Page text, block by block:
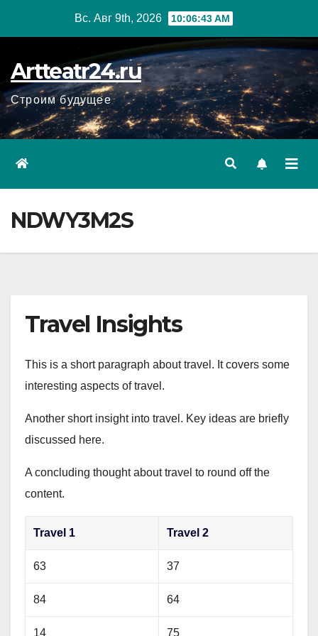
Вс. Авг 9th, 2026 10:06:44 AM
Artteatr24.ru
Строим будущее
NDWY3M2S
Travel Insights
This is a short paragraph about travel. It covers some
interesting aspects of travel.
Another short insight into travel. Key ideas are briefly
discussed here.
A concluding thought about travel to round off the
content.
Travel 1 Travel 2
63 37
84 64
14 75